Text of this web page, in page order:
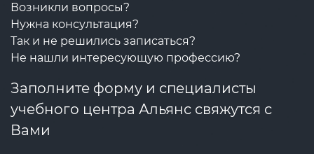
Возникли вопросы?
Нужна консультация?
Так и не решились записаться?
Не нашли интересующую профессию?
Заполните форму и специалисты
учебного центра Альянс свяжутся с
Вами